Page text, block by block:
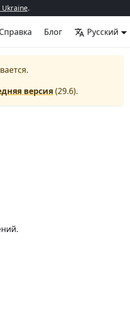
.
Справка Блог Русский
версия(29.6).